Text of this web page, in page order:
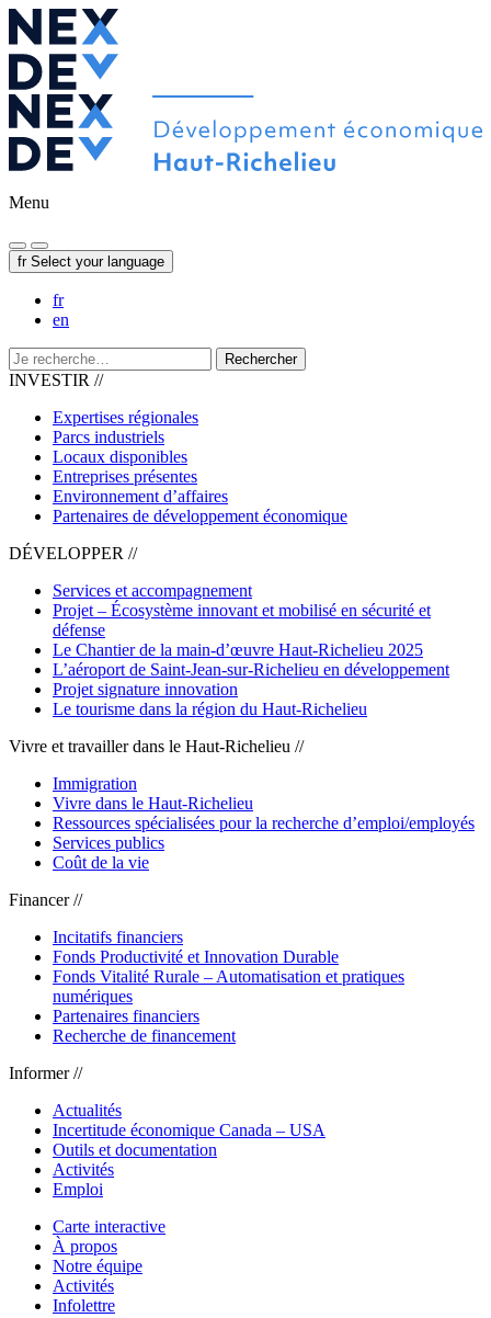
Menu
fr Select your language
fr
en
Rechercher
INVESTIR //
Expertises régionales
Parcs industriels
Locaux disponibles
Entreprises présentes
Environnement d’affaires
Partenaires de développement économique
DÉVELOPPER //
Services et accompagnement
Projet – Écosystème innovant et mobilisé en sécurité et
défense
Le Chantier de la main-d’œuvre Haut-Richelieu 2025
L’aéroport de Saint-Jean-sur-Richelieu en développement
Projet signature innovation
Le tourisme dans la région du Haut-Richelieu
Vivre et travailler dans le Haut-Richelieu //
Immigration
Vivre dans le Haut-Richelieu
Ressources spécialisées pour la recherche d’emploi/employés
Services publics
Coût de la vie
Financer //
Incitatifs financiers
Fonds Productivité et Innovation Durable
Fonds Vitalité Rurale – Automatisation et pratiques
numériques
Partenaires financiers
Recherche de financement
Informer //
Actualités
Incertitude économique Canada – USA
Outils et documentation
Activités
Emploi
Carte interactive
À propos
Notre équipe
Activités
Infolettre